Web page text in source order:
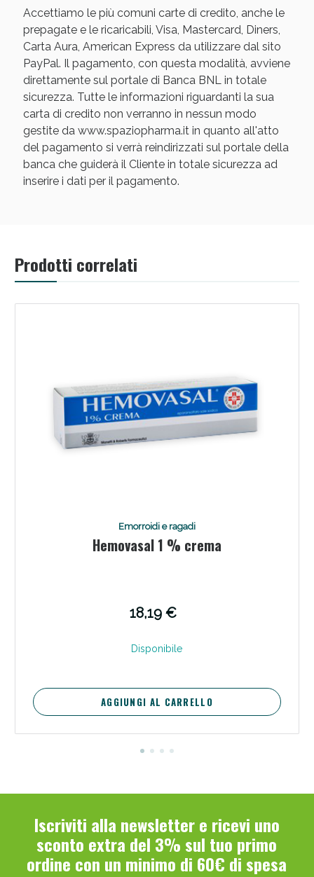
Accettiamo le più comuni carte di credito, anche le
prepagate e le ricaricabili, Visa, Mastercard, Diners,
Carta Aura, American Express da utilizzare dal sito
PayPal. Il pagamento, con questa modalità, avviene
direttamente sul portale di Banca BNL in totale
sicurezza. Tutte le informazioni riguardanti la sua
carta di credito non verranno in nessun modo
gestite da www.spaziopharma.it in quanto all'atto
del pagamento si verrà reindirizzati sul portale della
banca che guiderà il Cliente in totale sicurezza ad
inserire i dati per il pagamento.
Prodotti correlati
Emorroidi e ragadi
Hemovasal 1 % crema
18,19 €
Disponibile
AGGIUNGI AL CARRELLO
Iscriviti alla newsletter e ricevi uno
sconto extra del 3% sul tuo primo
ordine con un minimo di 60€ di spesa